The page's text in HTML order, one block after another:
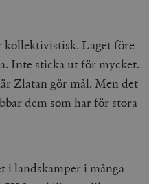
Laget före
Inte sticka ut för mycket.
Zlatan gör mål. Men det
dem som har för stora
i landskamper i många